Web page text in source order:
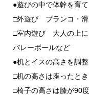
●遊びの中で体幹を育
□外遊び ブランコ・滑
□室内遊び 大人の上に
バレーボールなど
●机とイスの高さを調
□机の高さは座ったと
□椅子の高さは膝が90